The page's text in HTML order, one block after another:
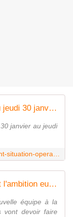
Point de situation des opérations du jeudi 30 janvier au jeudi 6 février 2025
janvier au jeudi
La Loi de programmation militaire et l'ambition européenne (CMF - Dossier 31)
équipe à la
vont devoir faire